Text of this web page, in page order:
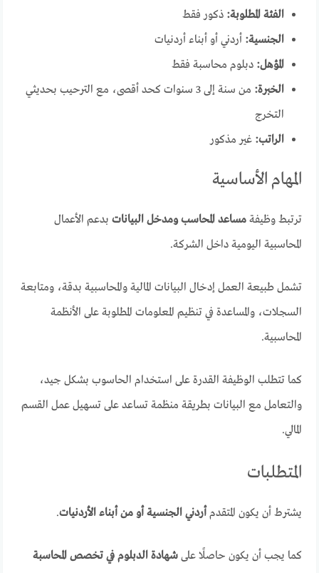
الفئة المطلوبة: ذكور فقط
الجنسية: أردني أو أبناء أردنيات
المؤهل: دبلوم محاسبة فقط
الخبرة:
من سنة إلى 3 سنوات كحد أقصى، مع الترحيب بحديثي
التخرج
الراتب: غير مذكور
المهام الأساسية
ترتبط وظيفةمساعد المحاسب ومدخل البيانات بدعم الأعمال
المحاسبية اليومية داخل الشركة.
تشمل طبيعة العمل إدخال البيانات المالية والمحاسبية بدقة، ومتابعة
السجلات، والمساعدة في تنظيم المعلومات المطلوبة على الأنظمة
المحاسبية.
كما تتطلب الوظيفة القدرة على استخدام الحاسوب بشكل جيد،
والتعامل مع البيانات بطريقة منظمة تساعد على تسهيل عمل القسم
المالي.
المتطلبات
يشترط أن يكون المتقدمأردني الجنسية أو من أبناء الأردنيات.
كما يجب أن يكون حاصلًا علىشهادة الدبلوم في تخصص المحاسبة